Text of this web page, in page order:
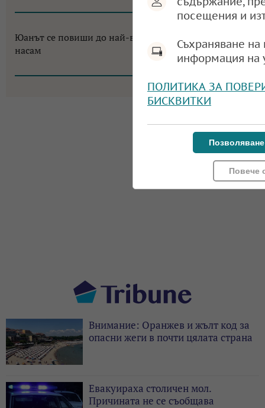
09:19, 03.08.2026
Юанът се повиши до най-високо ниво от 3 години
насам
09:19, 31.07.2026
Внимание: Оранжев и жълт код за
опасни жеги в почти цялата страна
Евакуираха столичен мол.
Причината не се съобщава
посещения и
Съхраняване
информация на
ПОЛИТИКА ЗА
БИСКВИТКИ
Повече